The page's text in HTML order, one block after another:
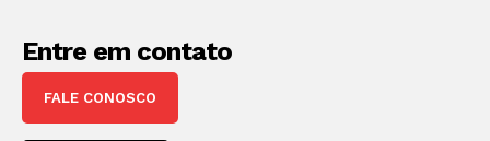
Entre em contato
FALE CONOSCO